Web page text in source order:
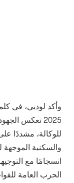
وأكد لوديي، في
2025 تعكس
للوكالة، مشددًا
والسكنية الموجهة
انسجامًا مع
الحرب العامة